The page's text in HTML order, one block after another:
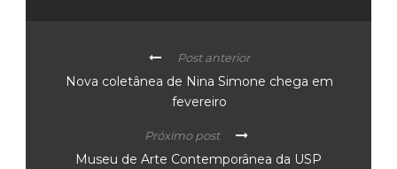
Post anterior
Nova coletânea de Nina Simone chega em
fevereiro
Próximo post
Museu de Arte Contemporânea da USP